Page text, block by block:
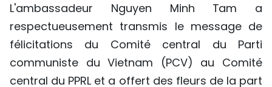
TIẾNG VIỆT
ENGLISH
L'ambassadeur Nguyen Minh Tam a
respectueusement transmis le message de
félicitations du Comité central du Parti
communiste du Vietnam (PCV) au Comité
central du PPRL et a offert des fleurs de la part